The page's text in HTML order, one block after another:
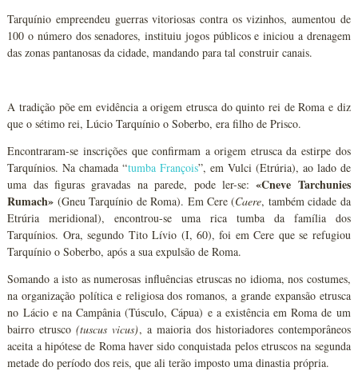
Tarquínio empreendeu guerras vitoriosas contra os vizinhos, aumentou de
100 o número dos senadores, instituiu jogos públicos e iniciou a drenagem
das zonas pantanosas da cidade, mandando para tal construir canais.
A tradição põe em evidência a origem etrusca do quinto rei de Roma e diz
que o sétimo rei, Lúcio Tarquínio o Soberbo, era filho de Prisco.
Encontraram-se inscrições que confirmam a origem etrusca da estirpe dos
Tarquínios. Na chamada “tumba François”, em Vulci (Etrúria), ao lado de
uma das figuras gravadas na parede, pode ler-se:«Cneve Tarchunies
Rumach» (Gneu Tarquínio de Roma). Em Cere (Caere, também cidade da
Etrúria meridional), encontrou-se uma rica tumba da família dos
Tarquínios. Ora, segundo Tito Lívio (I, 60), foi em Cere que se refugiou
Tarquínio o Soberbo, após a sua expulsão de Roma.
Somando a isto as numerosas influências etruscas no idioma, nos costumes,
na organização política e religiosa dos romanos, a grande expansão etrusca
no Lácio e na Campânia (Túsculo, Cápua) e a existência em Roma de um
bairro etrusco(tuscus vicus), a maioria dos historiadores contemporâneos
aceita a hipótese de Roma haver sido conquistada pelos etruscos na segunda
metade do período dos reis, que ali terão imposto uma dinastia própria.